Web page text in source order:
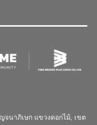
นาภิเษก แขวงดอกไม้, เขต